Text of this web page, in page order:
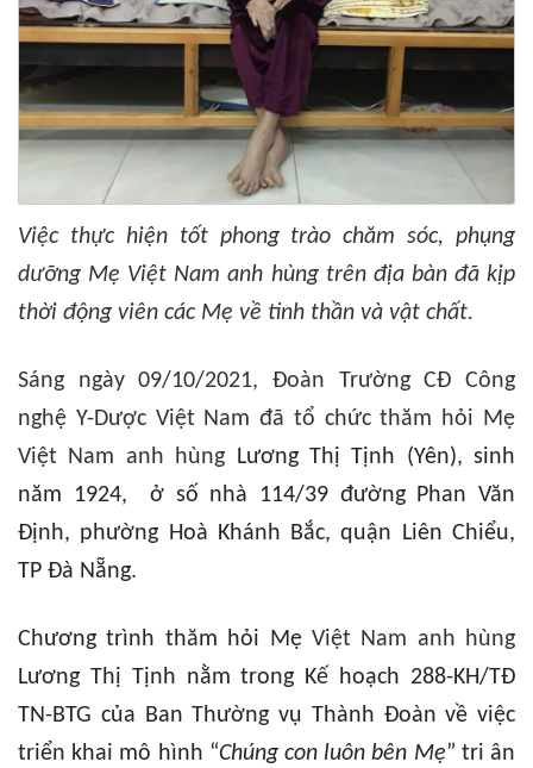
Việc thực hiện tốt phong trào chăm sóc, phụng
dưỡng Mẹ Việt Nam anh hùng trên địa bàn đã kịp
thời động viên các Mẹ về tinh thần và vật chất.
Sáng ngày 09/10/2021, Đoàn Trường CĐ Công
nghệ Y-Dược Việt Nam đã tổ chức thăm hỏi Mẹ
Việt Nam anh hùng Lương Thị Tịnh (Yên), sinh
năm 1924, ở số nhà 114/39 đường Phan Văn
Định, phường Hoà Khánh Bắc, quận Liên Chiểu,
TP Đà Nẵng.
Chương trình thăm hỏi Mẹ Việt Nam anh hùng
Lương Thị Tịnh nằm trong Kế hoạch 288-KH/TĐ
TN-BTG của Ban Thường vụ Thành Đoàn về việc
triển khai mô hình “Chúng con luôn bên Mẹ” tri ân